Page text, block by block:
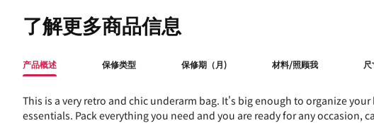
了解更多商品信息
产品概述 保修类型 保修期（月) 材料/照顾我
This is a very retro and chic underarm bag. It's big enough to organize your
essentials. Pack everything you need and you are ready for any occasion,